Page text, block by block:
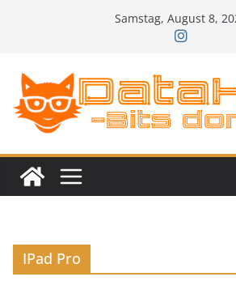
Samstag, August 8,
IPad Pro